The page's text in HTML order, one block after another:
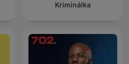
Kriminálka